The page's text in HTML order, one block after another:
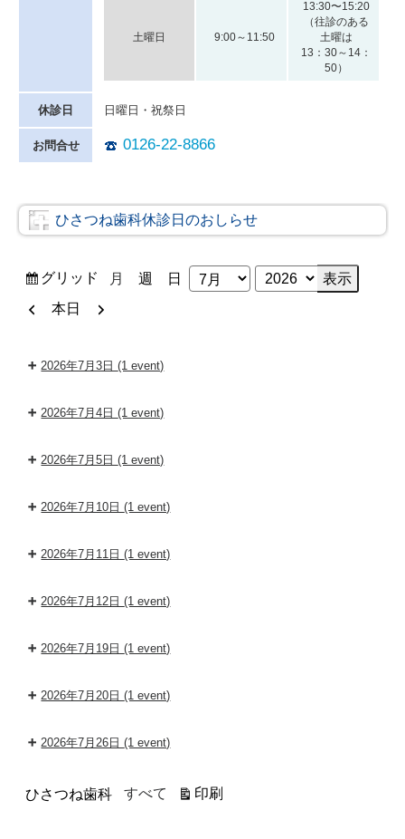
土曜日 9:00～11:50
13:30〜15:20
（往診のある
土曜は
13：30～14：
50）
休診日 日曜日・祝祭日
お問合せ 0126-22-8866
ひさつね歯科休診日のおしらせ
グリッド 月 週 日
月
年
前本日
次
2026年7月3日(1 event)
2026年7月4日(1 event)
2026年7月5日(1 event)
2026年7月10日(1 event)
2026年7月11日(1 event)
2026年7月12日(1 event)
2026年7月19日(1 event)
2026年7月20日(1 event)
2026年7月26日(1 event)
カ
ひさつね歯科 すべて 印刷